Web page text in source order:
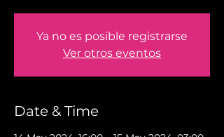
Ya no es posible registrarse
Ver otros eventos
Date & Time